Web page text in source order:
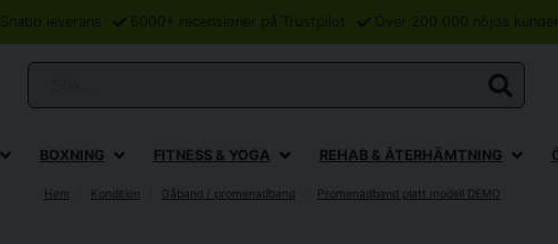
Snabb leverans 6000+ recensioner på Trustpilot Över 200 000 nöjda kunder
BOXNING FITNESS & YOGA REHAB & ÅTERHÄMTNING
Hem Kondition Gåband / promenadband Promenadband platt modell DEMO